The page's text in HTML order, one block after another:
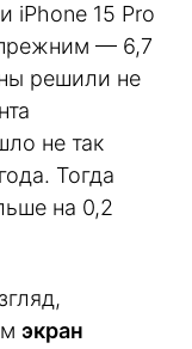
iPhone 15 Pro
— 6,7
решили не
не так
Тогда
на 0,2
экран